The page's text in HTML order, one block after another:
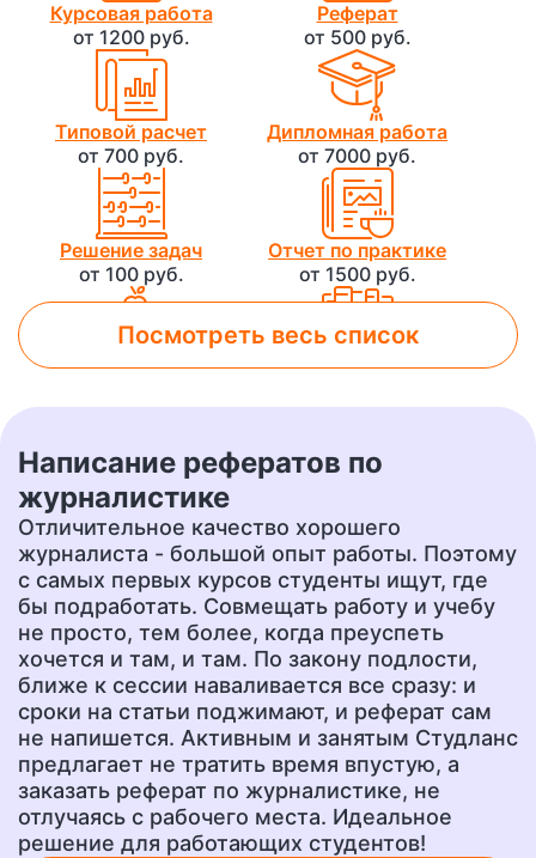
Курсовая работа
от 1200 руб.
Реферат
от 500 руб.
Типовой расчет
от 700 руб.
Дипломная работа
от 7000 руб.
Решение задач
от 100 руб.
Отчет по практике
от 1500 руб.
Лабораторная работа
Контрольная работа
Чертеж
от 700 руб.
Презентация
от 500 руб.
Перевод
от 400 руб.
Эссе
от 400 руб.
Сочинение
от 400 руб.
Ответы на тесты
Рецензия
Посмотреть весь список
Написание рефератов по
журналистике
Отличительное качество хорошего
журналиста - большой опыт работы. Поэтому
с самых первых курсов студенты ищут, где
бы подработать. Совмещать работу и учебу
не просто, тем более, когда преуспеть
хочется и там, и там. По закону подлости,
ближе к сессии наваливается все сразу: и
сроки на статьи поджимают, и реферат сам
не напишется. Активным и занятым Студланс
предлагает не тратить время впустую, а
заказать реферат по журналистике, не
отлучаясь с рабочего места. Идеальное
решение для работающих студентов!